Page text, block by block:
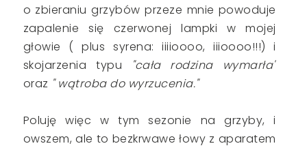
o zbieraniu grzybów przeze mnie powoduje
zapalenie się czerwonej lampki w mojej
głowie ( plus syrena: iiiioooo, iiioooo!!!) i
skojarzenia typu
"cała rodzina wymarła"
oraz " wątroba do wyrzucenia."
Poluję więc w tym sezonie na grzyby, i
owszem, ale to bezkrwawe łowy z aparatem